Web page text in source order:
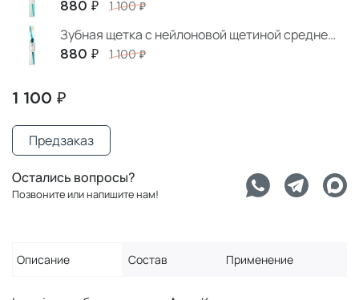
880 ₽ 1 100 ₽
Зубная щетка с нейлоновой щетиной средней жесткости (цвет Ocean Blue)
880 ₽ 1 100 ₽
1 100 ₽
Предзаказ
Остались вопросы?
Позвоните или напишите нам!
Описание Состав Применение